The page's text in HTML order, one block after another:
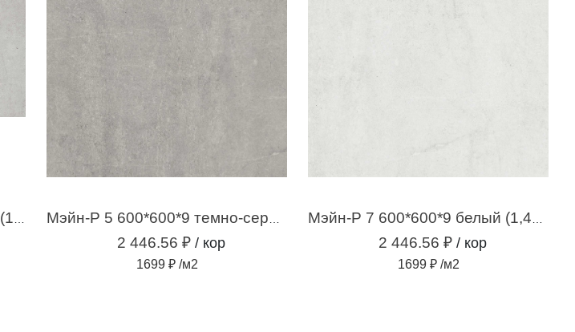
2 446.56 ₽ / кор
1699 ₽ /м2
2 446.56 ₽ / кор
1699 ₽ /м2